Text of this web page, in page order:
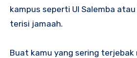
kampus seperti UI Salemba
terisi jamaah.
Buat kamu yang sering